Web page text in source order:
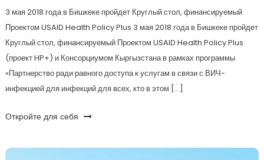
3 мая 2018 года в Бишкеке пройдет Круглый стол, финансируемый
Проектом USAID Health Policy Plus 3 мая 2018 года в Бишкеке пройдет
Круглый стол, финансируемый Проектом USAID Health Policy Plus
(проект HP+) и Консорциумом Кыргызстана в рамках программы
«Партнерство ради равного доступа к услугам в связи с ВИЧ-
инфекцией для инфекций для всех, кто в этом […]
Откройте для себя